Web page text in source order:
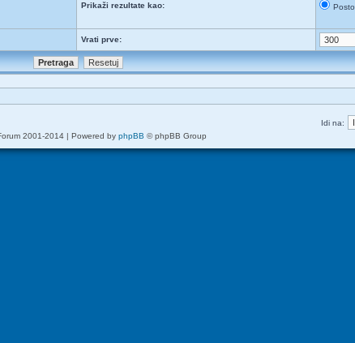
Prikaži rezultate kao:
Vrati prve:
Idi na:
2001-2014 | Powered by phpBB © phpBB Group